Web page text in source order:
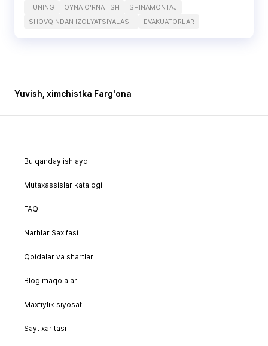
TUNING
OYNA O'RNATISH
SHINAMONTAJ
SHOVQINDAN IZOLYATSIYALASH
EVAKUATORLAR
Yuvish, ximchistka Farg'ona
Bu qanday ishlaydi
Mutaxassislar katalogi
FAQ
Narhlar Saxifasi
Qoidalar va shartlar
Blog maqolalari
Maxfiylik siyosati
Sayt xaritasi